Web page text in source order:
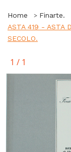
Home
Finarte.
ASTA 419 - ASTA
SECOLO.
1 / 1